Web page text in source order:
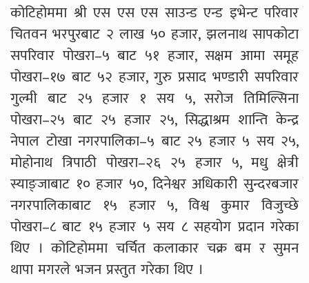
कोटिहोममा श्री एस एस एस साउन्ड एन्ड इभेन्ट परिवार
चितवन भरपुरबाट २ लाख ५० हजार, झलनाथ सापकोटा
सपरिवार पोखरा–५ बाट ५१ हजार, सक्षम आमा समूह
पोखरा–१७ बाट ५२ हजार, गुरु प्रसाद भण्डारी सपरिवार
गुल्मी बाट २५ हजार १ सय ५, सरोज तिमिल्सिना
पोखरा–२५ बाट २५ हजार २५, सिद्धाश्रम शान्ति केन्द्र
नेपाल टोखा नगरपालिका–५ बाट २५ हजार ५ सय २५,
मोहोनाथ त्रिपाठी पोखरा–२६ २५ हजार ५, मधु क्षेत्री
स्याङ्जाबाट १० हजार ५०, दिनेश्वर अधिकारी सुन्दरबजार
नगरपालिकाबाट १५ हजार ५, विश्व कुमार विजुच्छे
पोखरा–८ बाट १५ हजार ५ सय ८ सहयोग प्रदान गरेका
थिए । कोटिहोममा चर्चित कलाकार चक्र बम र सुमन
थापा मगरले भजन प्रस्तुत गरेका थिए ।